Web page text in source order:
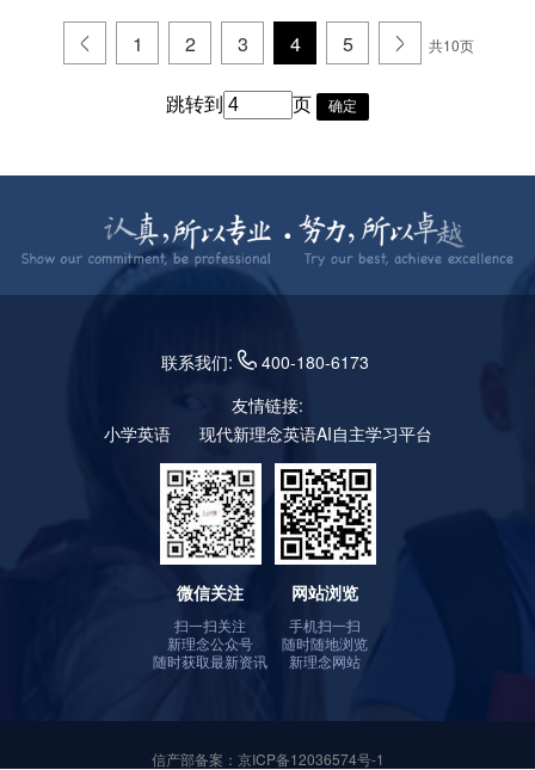
1 2 3 4 5 共10页
跳转到 页 确定
联系我们:
400-180-6173
友情链接:
小学英语
现代新理念英语AI自主学习平台
微信关注
扫一扫关注
新理念公众号
随时获取最新资讯
网站浏览
手机扫一扫
随时随地浏览
新理念网站
信产部备案： 京ICP备12036574号-1